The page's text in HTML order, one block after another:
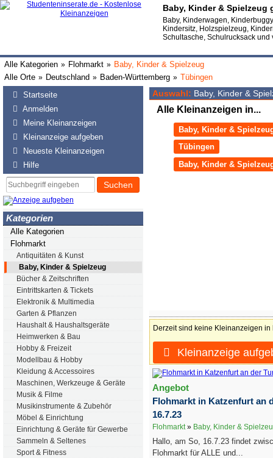
Baby, Kinder &
Baby, Kinderwagen,
Kindersitz, Holzspielzeug,
Schultasche, Schulrucksack
Alle Kategorien » Flohmarkt » Baby, Kinder & Spielzeug
Alle Orte » Deutschland » Baden-Württemberg » Tübingen
Startseite
Anmelden
Meine Kleinanzeigen
Kleinanzeige aufgeben
Neueste Kleinanzeigen
Hilfe
Suchen
Kategorien
Alle Kategorien
Flohmarkt
Antiquitäten & Kunst
Baby, Kinder & Spielzeug
Bücher & Zeitschriften
Eintrittskarten & Tickets
Elektronik & Multimedia
Garten & Pflanzen
Haushalt & Haushaltsgeräte
Heimwerken & Bau
Hobby & Freizeit
Modellbau & Hobby
Kleidung & Accessoires
Maschinen, Werkzeuge & Geräte
Musik & Filme
Musikinstrumente & Zubehör
Möbel & Einrichtung
Einrichtung & Geräte für Gewerbe
Sammeln & Seltenes
Sport & Fitness
Auswahl: Baby, Kinder &
Alle Kleinanzeigen in...
Baby, Kinder &
Tübingen
Baby, Kinder &
Derzeit sind keine Kleinanzeigen in
Kleinanzeige
Angebot
Flohmarkt in Katzenfurt an
16.7.23
Flohmarkt» Baby, Kinder &
Hallo, am So, 16.7.23 findet
Flohmarkt für ALLE und...